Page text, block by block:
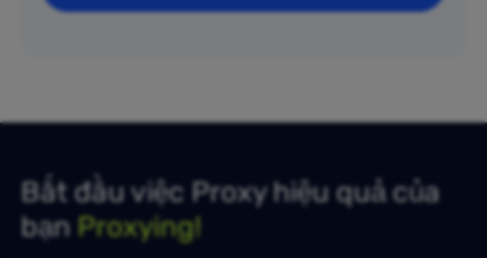
Bắt đầu việc Proxy hiệu quả của
bạn Proxying!